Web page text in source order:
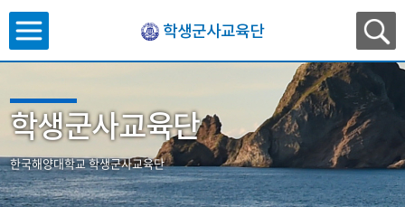
학생군사교육단
학생군사교육단
한국해양대학교 학생군사교육단